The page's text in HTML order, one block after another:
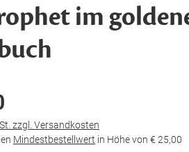
im
zzgl. Versandkosten
Mindestbestellwert in Höhe von € 25,00